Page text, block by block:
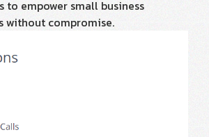
to empower small business
without compromise.